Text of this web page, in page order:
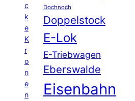
c
k
e
K
r
o
n
e
n
Dochnoch
Doppelstock
E-Lok
E-Triebwagen
Eberswalde
Eisenbahn